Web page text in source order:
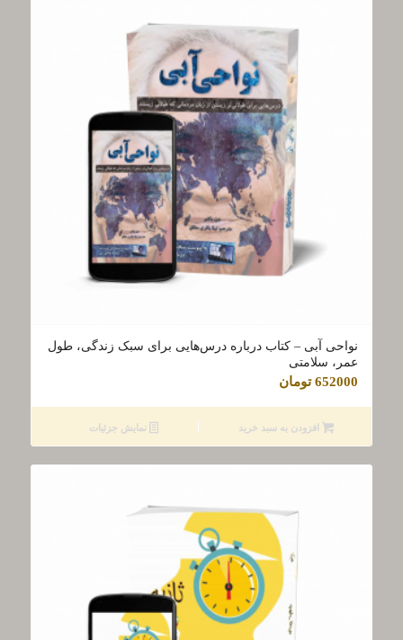
نواحی آبی – کتاب درباره درس‌هایی برای سبک زندگی، طول
عمر، سلامتی
652000 تومان
افزودن به سبد خرید نمایش جزئیات